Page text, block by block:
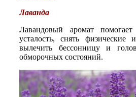
Лаванда
Лавандовый аромат
усталость, снять физические
вылечить бессонницу и
обморочных состояний.